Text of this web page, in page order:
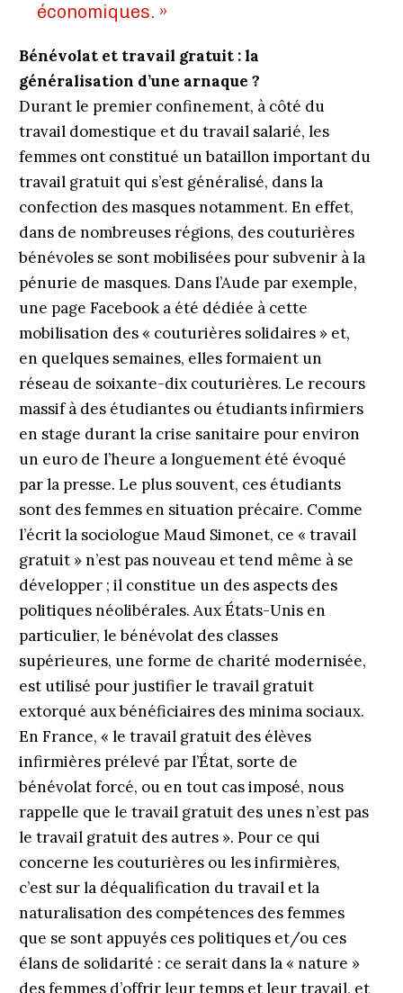
économiques. »
Bénévolat et travail gratuit : la
généralisation d’une arnaque ?
Durant le premier confinement, à côté du
travail domestique et du travail salarié, les
femmes ont constitué un bataillon important du
travail gratuit qui s’est généralisé, dans la
confection des masques notamment. En effet,
dans de nombreuses régions, des couturières
bénévoles se sont mobilisées pour subvenir à la
pénurie de masques. Dans l’Aude par exemple,
une page Facebook a été dédiée à cette
mobilisation des « couturières solidaires » et,
en quelques semaines, elles formaient un
réseau de soixante-dix couturières. Le recours
massif à des étudiantes ou étudiants infirmiers
en stage durant la crise sanitaire pour environ
un euro de l’heure a longuement été évoqué
par la presse. Le plus souvent, ces étudiants
sont des femmes en situation précaire. Comme
l’écrit la sociologue Maud Simonet, ce « travail
gratuit » n’est pas nouveau et tend même à se
développer ; il constitue un des aspects des
politiques néolibérales. Aux États-Unis en
particulier, le bénévolat des classes
supérieures, une forme de charité modernisée,
est utilisé pour justifier le travail gratuit
extorqué aux bénéficiaires des minima sociaux.
En France, « le travail gratuit des élèves
infirmières prélevé par l’État, sorte de
bénévolat forcé, ou en tout cas imposé, nous
rappelle que le travail gratuit des unes n’est pas
le travail gratuit des autres ». Pour ce qui
concerne les couturières ou les infirmières,
c’est sur la déqualification du travail et la
naturalisation des compétences des femmes
que se sont appuyés ces politiques et/ou ces
élans de solidarité : ce serait dans la « nature »
des femmes d’offrir leur temps et leur travail, et